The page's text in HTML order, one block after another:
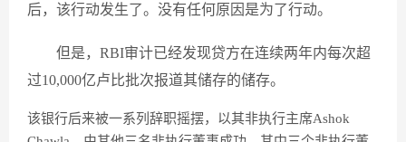
后，该行动发生了。没有任何原因是为了行动。
但是，RBI审计已经发现贷方在连续两年内每次超
过10,000亿卢比批次报道其储存的储存。
该银行后来被一系列辞职摇摆，以其非执行主席Ashok